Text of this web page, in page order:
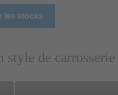
les stocks
style de carrosserie